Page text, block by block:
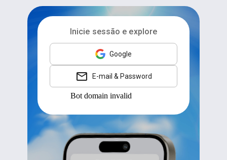
Inicie sessão e explore
Google
E-mail & Password